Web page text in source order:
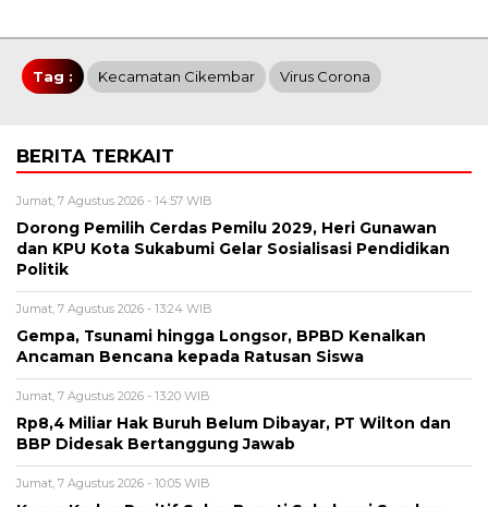
Tag : Kecamatan Cikembar Virus Corona
BERITA TERKAIT
Jumat, 7 Agustus 2026 - 14:57 WIB
Dorong Pemilih Cerdas Pemilu 2029, Heri Gunawan
dan KPU Kota Sukabumi Gelar Sosialisasi Pendidikan
Politik
Jumat, 7 Agustus 2026 - 13:24 WIB
Gempa, Tsunami hingga Longsor, BPBD Kenalkan
Ancaman Bencana kepada Ratusan Siswa
Jumat, 7 Agustus 2026 - 13:20 WIB
Rp8,4 Miliar Hak Buruh Belum Dibayar, PT Wilton dan
BBP Didesak Bertanggung Jawab
Jumat, 7 Agustus 2026 - 10:05 WIB